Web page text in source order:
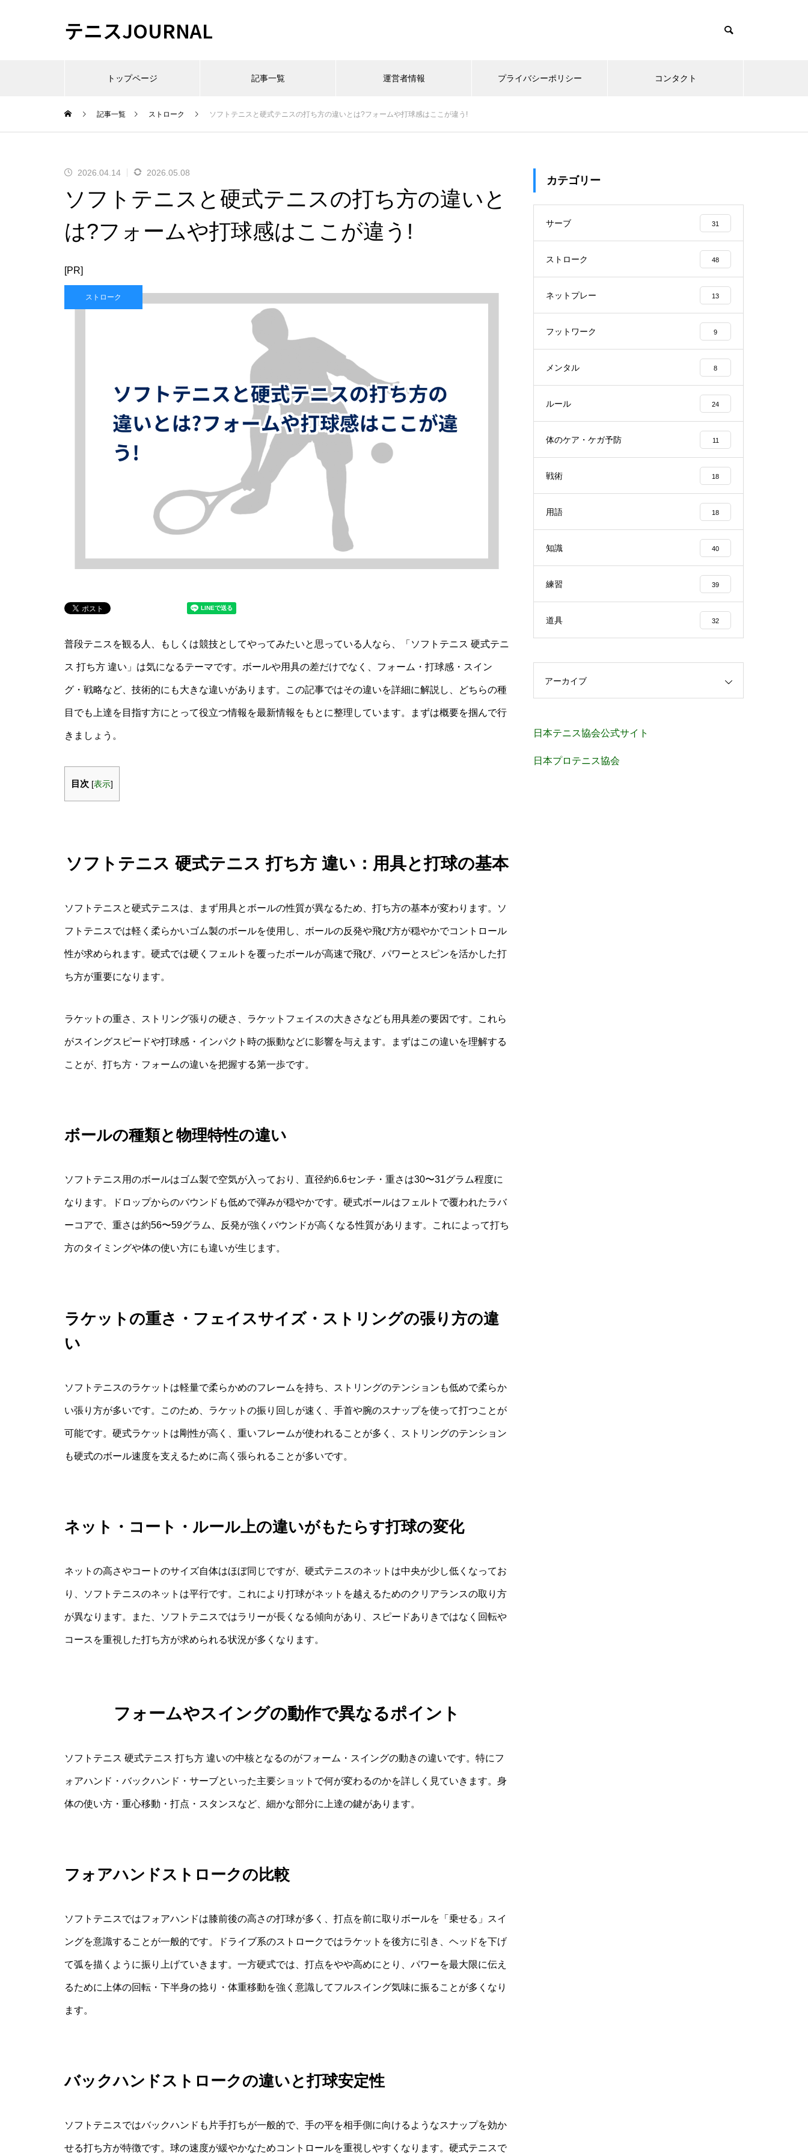
テニスJOURNAL
トップページ 記事一覧 運営者情報 プライバシーポリシー コンタクト
記事一覧 ストローク ソフトテニスと硬式テニスの打ち方の違いとは?フォームや打球感はここが違う!
2026.04.14 2026.05.08
ソフトテニスと硬式テニスの打ち方の違いと
は?フォームや打球感はここが違う!
[PR]
ストローク
普段テニスを観る人、もしくは競技としてやってみたいと思っている人なら、「ソフトテニス 硬式テニ
ス 打ち方 違い」は気になるテーマです。ボールや用具の差だけでなく、フォーム・打球感・スイン
グ・戦略など、技術的にも大きな違いがあります。この記事ではその違いを詳細に解説し、どちらの種
目でも上達を目指す方にとって役立つ情報を最新情報をもとに整理しています。まずは概要を掴んで行
きましょう。
目次 [表示]
ソフトテニス 硬式テニス 打ち方 違い：用具と打球の基本
ソフトテニスと硬式テニスは、まず用具とボールの性質が異なるため、打ち方の基本が変わります。ソ
フトテニスでは軽く柔らかいゴム製のボールを使用し、ボールの反発や飛び方が穏やかでコントロール
性が求められます。硬式では硬くフェルトを覆ったボールが高速で飛び、パワーとスピンを活かした打
ち方が重要になります。
ラケットの重さ、ストリング張りの硬さ、ラケットフェイスの大きさなども用具差の要因です。これら
がスイングスピードや打球感・インパクト時の振動などに影響を与えます。まずはこの違いを理解する
ことが、打ち方・フォームの違いを把握する第一歩です。
ボールの種類と物理特性の違い
ソフトテニス用のボールはゴム製で空気が入っており、直径約6.6センチ・重さは30〜31グラム程度に
なります。ドロップからのバウンドも低めで弾みが穏やかです。硬式ボールはフェルトで覆われたラバ
ーコアで、重さは約56〜59グラム、反発が強くバウンドが高くなる性質があります。これによって打ち
方のタイミングや体の使い方にも違いが生じます。
ラケットの重さ・フェイスサイズ・ストリングの張り方の違
い
ソフトテニスのラケットは軽量で柔らかめのフレームを持ち、ストリングのテンションも低めで柔らか
い張り方が多いです。このため、ラケットの振り回しが速く、手首や腕のスナップを使って打つことが
可能です。硬式ラケットは剛性が高く、重いフレームが使われることが多く、ストリングのテンション
も硬式のボール速度を支えるために高く張られることが多いです。
ネット・コート・ルール上の違いがもたらす打球の変化
ネットの高さやコートのサイズ自体はほぼ同じですが、硬式テニスのネットは中央が少し低くなってお
り、ソフトテニスのネットは平行です。これにより打球がネットを越えるためのクリアランスの取り方
が異なります。また、ソフトテニスではラリーが長くなる傾向があり、スピードありきではなく回転や
コースを重視した打ち方が求められる状況が多くなります。
フォームやスイングの動作で異なるポイント
ソフトテニス 硬式テニス 打ち方 違いの中核となるのがフォーム・スイングの動きの違いです。特にフ
ォアハンド・バックハンド・サーブといった主要ショットで何が変わるのかを詳しく見ていきます。身
体の使い方・重心移動・打点・スタンスなど、細かな部分に上達の鍵があります。
フォアハンドストロークの比較
ソフトテニスではフォアハンドは膝前後の高さの打球が多く、打点を前に取りボールを「乗せる」スイ
ングを意識することが一般的です。ドライブ系のストロークではラケットを後方に引き、ヘッドを下げ
て弧を描くように振り上げていきます。一方硬式では、打点をやや高めにとり、パワーを最大限に伝え
るために上体の回転・下半身の捻り・体重移動を強く意識してフルスイング気味に振ることが多くなり
ます。
バックハンドストロークの違いと打球安定性
ソフトテニスではバックハンドも片手打ちが一般的で、手の平を相手側に向けるようなスナップを効か
せる打ち方が特徴です。球の速度が緩やかなためコントロールを重視しやすくなります。硬式テニスで
カテゴリー
サーブ 31
ストローク 48
ネットプレー 13
フットワーク 9
メンタル 8
ルール 24
体のケア・ケガ予防 11
戦術 18
用語 18
知識 40
練習 39
道具 32
アーカイブ
日本テニス協会公式サイト
日本プロテニス協会